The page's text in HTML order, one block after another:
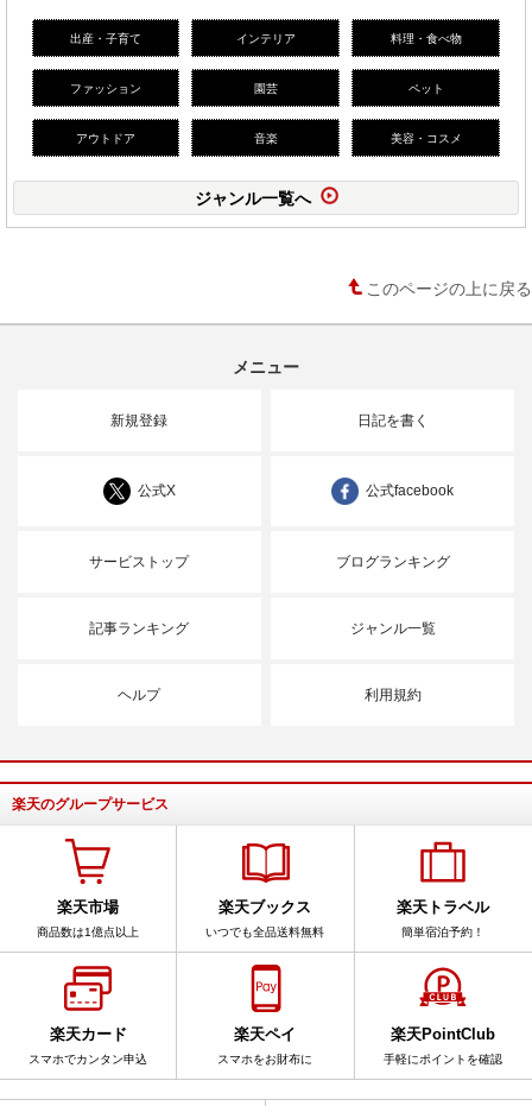
出産・子育て インテリア 料理・食べ物
ファッション 園芸 ペット
アウトドア 音楽 美容・コスメ
ジャンル一覧へ
このページの上に戻る
メニュー
新規登録 日記を書く
公式X 公式facebook
サービストップ ブログランキング
記事ランキング ジャンル一覧
ヘルプ 利用規約
楽天のグループサービス
楽天市場
商品数は1億点以上
楽天ブックス
いつでも全品送料無料
楽天トラベル
簡単宿泊予約！
楽天カード
スマホでカンタン申込
楽天ペイ
スマホをお財布に
楽天PointClub
手軽にポイントを確認